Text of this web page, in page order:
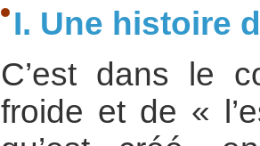
I. Une histoire
C’est dans le
froide et de «